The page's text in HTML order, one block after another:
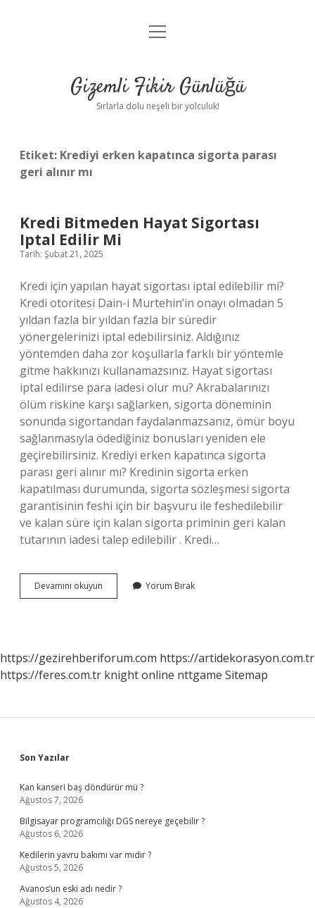
Anasayfa
Yasal Uyarı
menüyü
Gizemli Fikir Günlüğü
Sırlarla dolu neşeli bir yolculuk!
Etiket: Krediyi erken kapatınca sigorta parası
geri alınır mı
Kredi Bitmeden Hayat Sigortası
Iptal Edilir Mi
Tarih: Şubat 21, 2025
Kredi için yapılan hayat sigortası iptal edilebilir mi?
Kredi otoritesi Dain-i Murtehin’in onayı olmadan 5
yıldan fazla bir yıldan fazla bir süredir
yönergelerinizi iptal edebilirsiniz. Aldığınız
yöntemden daha zor koşullarla farklı bir yöntemle
gitme hakkınızı kullanamazsınız. Hayat sigortası
iptal edilirse para iadesi olur mu? Akrabalarınızı
ölüm riskine karşı sağlarken, sigorta döneminin
sonunda sigortandan faydalanmazsanız, ömür boyu
sağlanmasıyla ödediğiniz bonusları yeniden ele
geçirebilirsiniz. Krediyi erken kapatınca sigorta
parası geri alınır mı? Kredinin sigorta erken
kapatılması durumunda, sigorta sözleşmesi sigorta
garantisinin feshi için bir başvuru ile feshedilebilir
ve kalan süre için kalan sigorta priminin geri kalan
tutarının iadesi talep edilebilir . Kredi…
Devamını okuyun
Bitmeden
Mi
Yorum Bırak
https://gezirehberiforum.com https://artidekorasyon.com.tr
https://feres.com.tr knight online nttgame Sitemap
Sidebar
Son Yazılar
Kan kanseri baş döndürür mü ?
Ağustos 7, 2026
Bilgisayar programcılığı DGS nereye geçebilir ?
Ağustos 6, 2026
Kedilerin yavru bakımı var mıdır ?
Ağustos 5, 2026
Avanos’un eski adı nedir ?
Ağustos 4, 2026